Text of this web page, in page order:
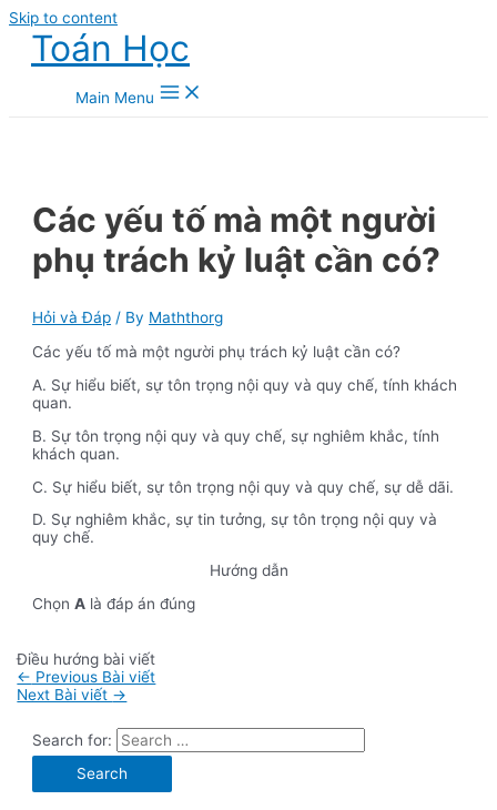
Skip to content
Toán Học
Main Menu
Các yếu tố mà một người
phụ trách kỷ luật cần có?
Hỏi và Đáp / By Maththorg
Các yếu tố mà một người phụ trách kỷ luật cần có?
A. Sự hiểu biết, sự tôn trọng nội quy và quy chế, tính khách
quan.
B. Sự tôn trọng nội quy và quy chế, sự nghiêm khắc, tính
khách quan.
C. Sự hiểu biết, sự tôn trọng nội quy và quy chế, sự dễ dãi.
D. Sự nghiêm khắc, sự tin tưởng, sự tôn trọng nội quy và
quy chế.
Hướng dẫn
ChọnA là đáp án đúng
Điều hướng bài viết
← Previous Bài viết
Next Bài viết →
Search for: